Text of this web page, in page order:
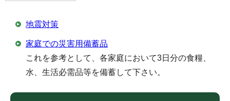
地震対策
家庭での災害用備蓄品
これを参考として、各家庭において3日分の食糧、
水、生活必需品等を備蓄して下さい。